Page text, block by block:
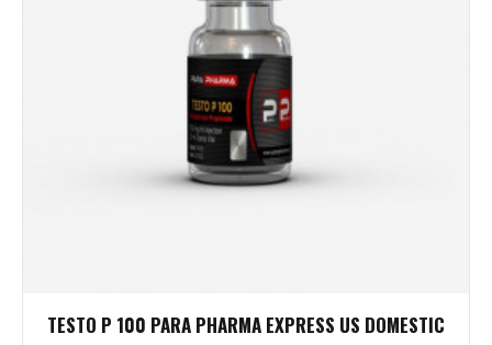
TESTO P 100 PARA PHARMA EXPRESS US DOMESTIC